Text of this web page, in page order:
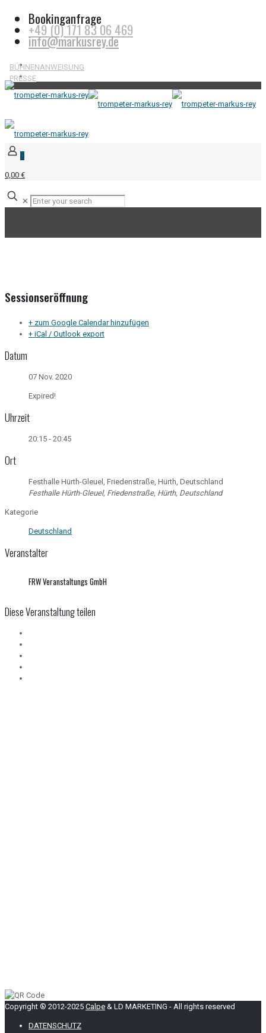
Bookinganfrage
+49 (0) 171 83 06 469
info@markusrey.de
BÜHNENANWEISUNG
PRESSE
0
0,00 €
✕
Sessionseröffnung
+ zum Google Calendar hinzufügen
+ iCal / Outlook export
Datum
07 Nov. 2020
Expired!
Uhrzeit
20:15 - 20:45
Ort
Festhalle Hürth-Gleuel, Friedenstraße, Hürth, Deutschland
Festhalle Hürth-Gleuel, Friedenstraße, Hürth, Deutschland
Kategorie
Deutschland
Veranstalter
FRW Veranstaltungs GmbH
Diese Veranstaltung teilen
Copyright ® 2012-2025 Calpe & LD MARKETING - All rights reserved
DATENSCHUTZ